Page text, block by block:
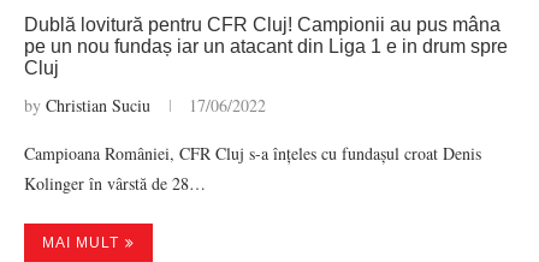
Dublă lovitură pentru CFR Cluj! Campionii au pus mâna
pe un nou fundaș iar un atacant din Liga 1 e in drum spre
Cluj
by Christian Suciu 17/06/2022
Campioana României, CFR Cluj s-a înțeles cu fundașul croat Denis
Kolinger în vârstă de 28…
MAI MULT